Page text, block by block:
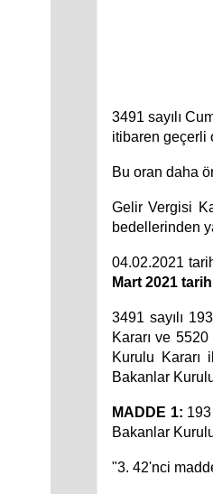
3491 sayılı
itibaren geçerli
Bu oran daha
Gelir Vergisi
bedellerinden
04.02.2021
Mart 2021
3491 sayılı
Kararı ve
Kurulu Kararı
Bakanlar
MADDE 1:
Bakanlar
"3. 42'nci